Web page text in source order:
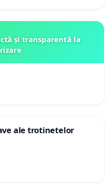
și transparentă la
ale trotinetelor